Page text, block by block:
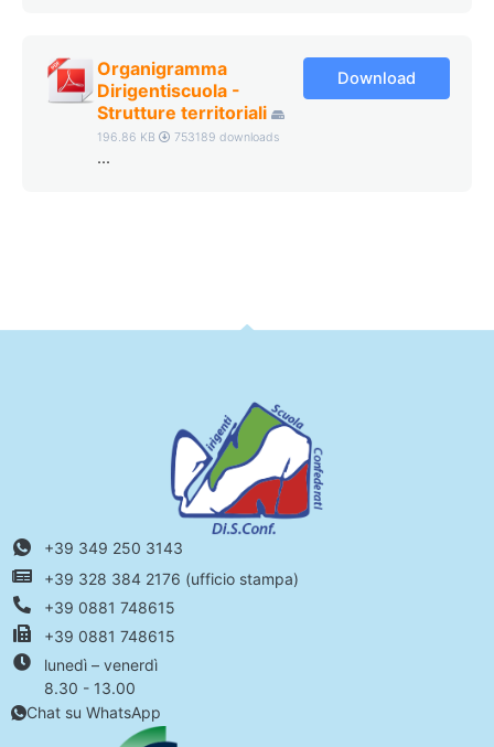
Organigramma
Dirigentiscuola -
Strutture territoriali
196.86 KB 753189 downloads
...
Download
+39 349 250 3143
+39 328 384 2176 (ufficio stampa)
+39 0881 748615
+39 0881 748615
lunedì – venerdì
8.30 - 13.00
Chat su WhatsApp